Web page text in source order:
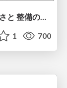
成長期における、 ユーザー領域の複雑さと 整備の進め方
1 700